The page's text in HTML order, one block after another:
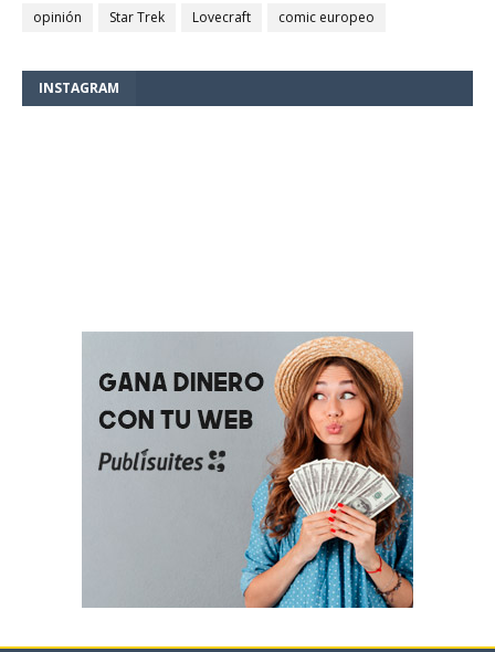
opinión
Star Trek Lovecraft comic europeo
INSTAGRAM